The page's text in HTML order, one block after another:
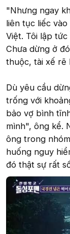
"Nhưng ngay
liên tục liếc
Việt. Tôi lập
Chưa dừng ở
thuộc, tài xế rẽ
Dù yêu cầu
trống với
bảo vợ bình
mình", ông kể.
ông trong
huống nguy
đó thật sự rất